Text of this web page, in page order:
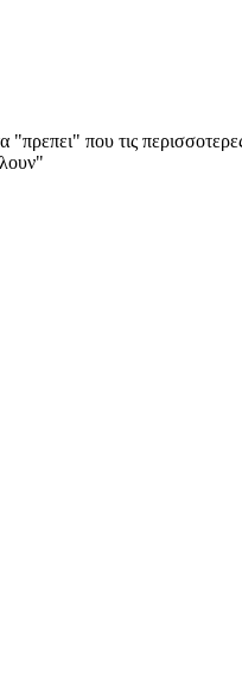
"πρεπει" που τις